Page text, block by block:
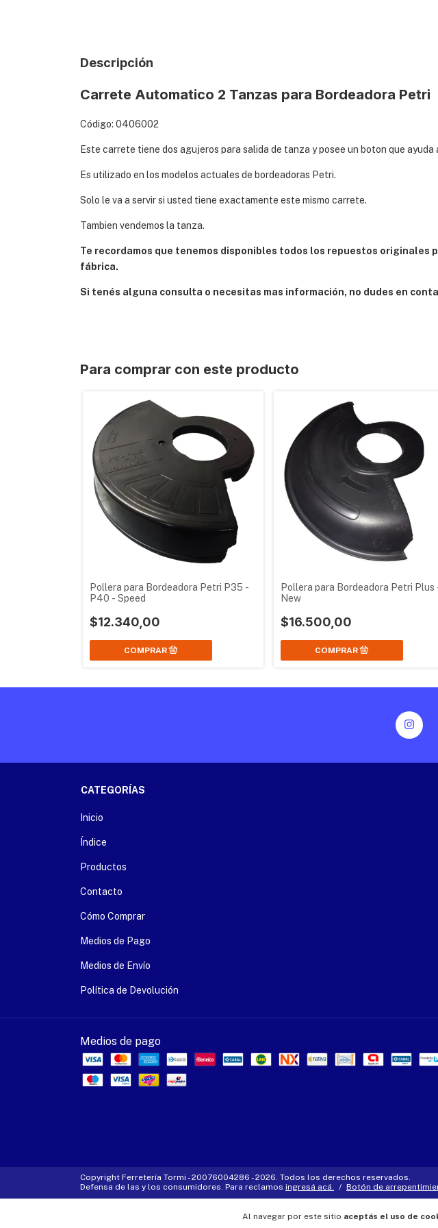
Al navegar por este sitio aceptás el uso de
Descripción
Carrete Automatico 2 Tanzas para Bordeadora Petri
Código: 0406002
Este carrete tiene dos agujeros para salida de tanza y posee un boton que ayuda
Es utilizado en los modelos actuales de bordeadoras Petri.
Solo le va a servir si usted tiene exactamente este mismo carrete.
Tambien vendemos la tanza.
Te recordamos que tenemos disponibles todos los repuestos originales
fábrica.
Si tenés alguna consulta o necesitas mas información, no dudes en
Para comprar con este producto
Pollera para Bordeadora Petri P35 -
P40 - Speed
$12.340,00
Pollera para Bordeadora Petri Plus
New
$16.500,00
CATEGORÍAS
Inicio
Índice
Productos
Contacto
Cómo Comprar
Medios de Pago
Medios de Envío
Política de Devolución
Medios de pago
Copyright Ferretería Tormi - 20076004286 - 2026. Todos los derechos reservados.
Defensa de las y los consumidores. Para reclamos ingresá acá. / Botón de